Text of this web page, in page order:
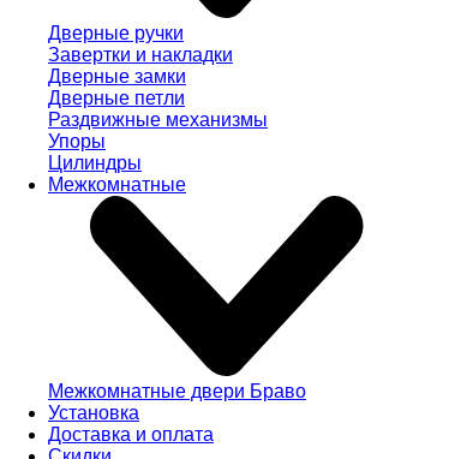
Дверные ручки
Завертки и накладки
Дверные замки
Дверные петли
Раздвижные механизмы
Упоры
Цилиндры
Межкомнатные
Межкомнатные двери Браво
Установка
Доставка и оплата